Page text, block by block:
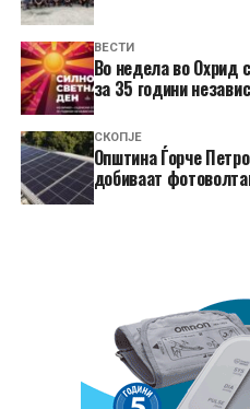
ВЕСТИ
Во недела во Охрид
за 35 години
СКОПЈЕ
Општина Ѓорче
добиваат